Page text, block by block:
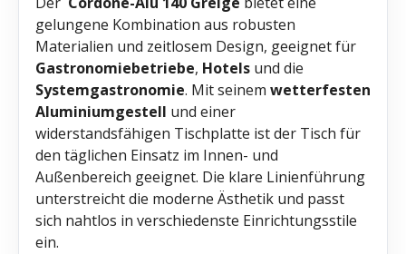
gelungene Kombination aus robusten
Materialien und zeitlosem Design, geeignet für
Gastronomiebetriebe, Hotels und die
Systemgastronomie. Mit seinem wetterfesten
Aluminiumgestell und einer
widerstandsfähigen Tischplatte ist der Tisch für
den täglichen Einsatz im Innen- und
Außenbereich geeignet. Die klare Linienführung
unterstreicht die moderne Ästhetik und passt
sich nahtlos in verschiedenste Einrichtungsstile
ein.